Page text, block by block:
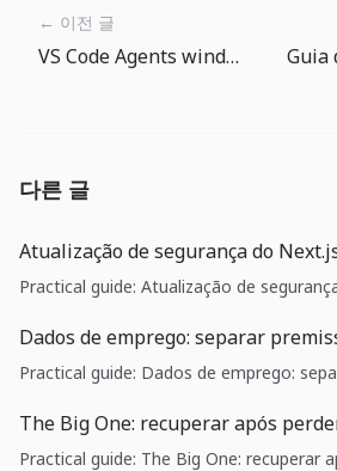
← 이전 글
VS Code Agents window e BYOK: equipes precisam de um modelo operacional para agentes
다른 글
Atualização de segurança do
Practical guide: Atualização de
Dados de emprego: separar
Practical guide: Dados de emprego:
The Big One: recuperar após
Practical guide: The Big One: recuperar